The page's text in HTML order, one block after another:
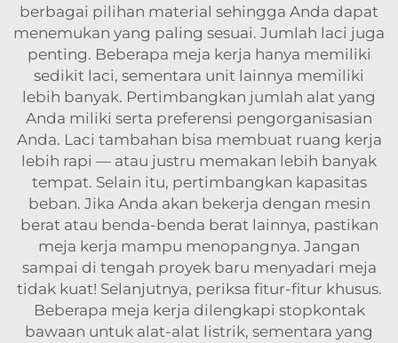
berbagai pilihan material sehingga Anda dapat
menemukan yang paling sesuai. Jumlah laci juga
penting. Beberapa meja kerja hanya memiliki
sedikit laci, sementara unit lainnya memiliki
lebih banyak. Pertimbangkan jumlah alat yang
Anda miliki serta preferensi pengorganisasian
Anda. Laci tambahan bisa membuat ruang kerja
lebih rapi — atau justru memakan lebih banyak
tempat. Selain itu, pertimbangkan kapasitas
beban. Jika Anda akan bekerja dengan mesin
berat atau benda-benda berat lainnya, pastikan
meja kerja mampu menopangnya. Jangan
sampai di tengah proyek baru menyadari meja
tidak kuat! Selanjutnya, periksa fitur-fitur khusus.
Beberapa meja kerja dilengkapi stopkontak
bawaan untuk alat-alat listrik, sementara yang